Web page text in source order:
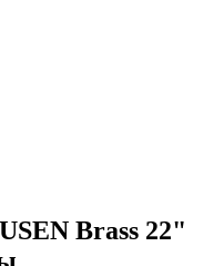
Brass 22"